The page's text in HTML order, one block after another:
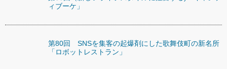
ィブーケ」
第80回 SNSを集客の起爆剤にした歌舞伎町の新名所
「ロボットレストラン」